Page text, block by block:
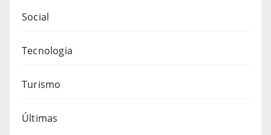
Social
Tecnologia
Turismo
Últimas